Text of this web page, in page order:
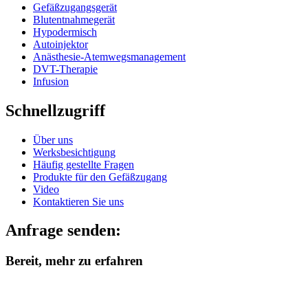
Gefäßzugangsgerät
Blutentnahmegerät
Hypodermisch
Autoinjektor
Anästhesie-Atemwegsmanagement
DVT-Therapie
Infusion
Schnellzugriff
Über uns
Werksbesichtigung
Häufig gestellte Fragen
Produkte für den Gefäßzugang
Video
Kontaktieren Sie uns
Anfrage senden:
Bereit, mehr zu erfahren